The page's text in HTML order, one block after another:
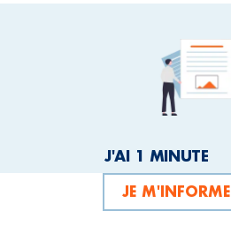
J'AI 1 MINUTE
JE M'INFORME